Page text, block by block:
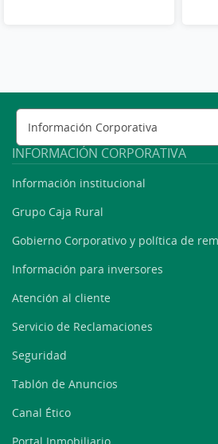
INFORMACIÓN CORPORATIVA
Información institucional
Grupo Caja Rural
Gobierno Corporativo y política de
Información para inversores
Atención al cliente
Servicio de Reclamaciones
Seguridad
Tablón de Anuncios
Canal Ético